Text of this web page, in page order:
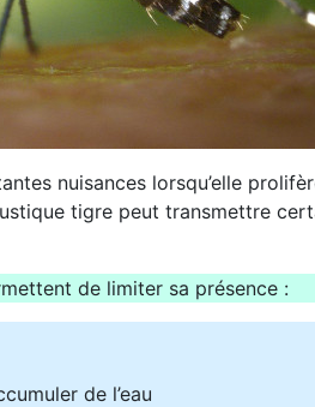
nuisances lorsqu’elle
tigre peut transmettre
de limiter sa présence :
de l’eau